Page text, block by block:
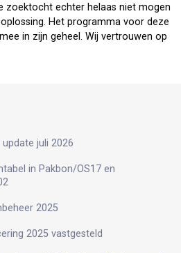
zoektocht echter helaas niet mogen
Het programma voor deze
in zijn geheel. Wij vertrouwen op
juli 2026
in Pakbon/OS17 en
2025
2025 vastgesteld